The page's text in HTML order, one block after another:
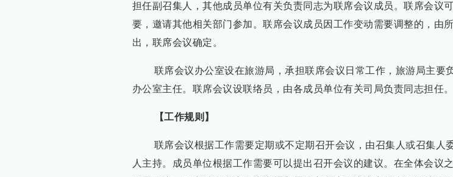
担任副召集人，其他成员单位有关负责同志为联席会议成员。联席会议
要，邀请其他相关部门参加。联席会议成员因工作变动需要调整的，由
出，联席会议确定。
联席会议办公室设在旅游局，承担联席会议日常工作，旅游局主要
办公室主任。联席会议设联络员，由各成员单位有关司局负责同志担任。
【工作规则】
联席会议根据工作需要定期或不定期召开会议，由召集人或召集人
人主持。成员单位根据工作需要可以提出召开会议的建议。在全体会议